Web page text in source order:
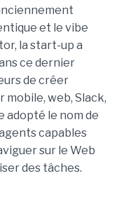
et le vibe
la start-up a
ce dernier
de créer
web, Slack,
adopté le nom de
capables
sur le Web
des tâches.